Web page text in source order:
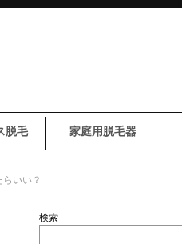
脱毛 家庭用脱毛器
いい？
検索